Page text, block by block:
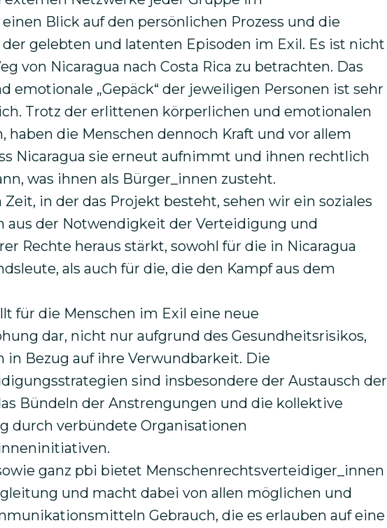
einen Blick auf den persönlichen Prozess und die
gelebten und latenten Episoden im Exil. Es ist nicht
von Nicaragua nach Costa Rica zu betrachten. Das
emotionale „Gepäck“ der jeweiligen Personen ist sehr
Trotz der erlittenen körperlichen und emotionalen
haben die Menschen dennoch Kraft und vor allem
Nicaragua sie erneut aufnimmt und ihnen rechtlich
was ihnen als Bürger_innen zusteht.
Zeit, in der das Projekt besteht, sehen wir ein soziales
aus der Notwendigkeit der Verteidigung und
Rechte heraus stärkt, sowohl für die in Nicaragua
als auch für die, die den Kampf aus dem
für die Menschen im Exil eine neue
dar, nicht nur aufgrund des Gesundheitsrisikos,
in Bezug auf ihre Verwundbarkeit. Die
sind insbesondere der Austausch der
Bündeln der Anstrengungen und die kollektive
durch verbündete Organisationen
ganz pbi bietet Menschenrechtsverteidiger_innen
und macht dabei von allen möglichen und
Gebrauch, die es erlauben auf eine